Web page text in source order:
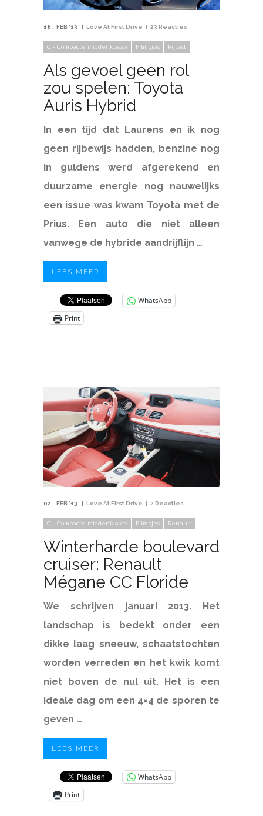
18 FEB '13 Love At First Drive 23 Reacties
C - Compacte middenklasse Filmpjes Rijtest
Als gevoel geen rol
zou spelen: Toyota
Auris Hybrid
In een tijd dat Laurens en ik nog
geen rijbewijs hadden, benzine nog
in guldens werd afgerekend en
duurzame energie nog nauwelijks
een issue was kwam Toyota met de
Prius. Een auto die niet alleen
vanwege de hybride aandrijflijn …
LEES MEER
WhatsApp
Print
02 FEB '13 Love At First Drive 2 Reacties
C - Compacte middenklasse Filmpjes Renault
Winterharde boulevard
cruiser: Renault
Mégane CC Floride
We schrijven januari 2013. Het
landschap is bedekt onder een
dikke laag sneeuw, schaatstochten
worden verreden en het kwik komt
niet boven de nul uit. Het is een
ideale dag om een 4×4 de sporen te
geven …
LEES MEER
WhatsApp
Print